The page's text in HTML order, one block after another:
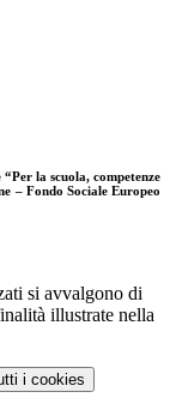
la scuola, competenze
– Fondo Sociale Europeo
si avvalgono di
illustrate nella
i cookies